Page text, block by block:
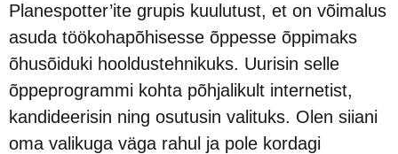
Planespotter’ite grupis kuulutust, et on võimalus
asuda töökohapõhisesse õppesse õppimaks
õhusõiduki hooldustehnikuks. Uurisin selle
õppeprogrammi kohta põhjalikult internetist,
kandideerisin ning osutusin valituks. Olen siiani
oma valikuga väga rahul ja pole kordagi